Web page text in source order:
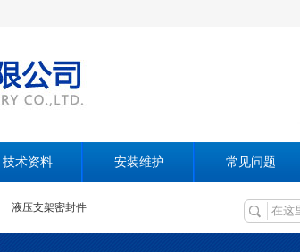
技术资料 安装维护 常见问题
液压支架密封件